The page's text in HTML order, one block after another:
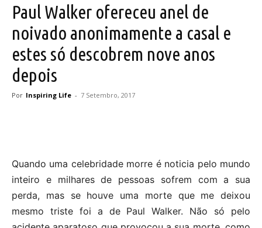
Paul Walker ofereceu anel de
noivado anonimamente a casal e
estes só descobrem nove anos
depois
Por Inspiring Life - 7 Setembro, 2017
Quando uma celebridade morre é noticia pelo mundo
inteiro e milhares de pessoas sofrem com a sua
perda, mas se houve uma morte que me deixou
mesmo triste foi a de Paul Walker. Não só pelo